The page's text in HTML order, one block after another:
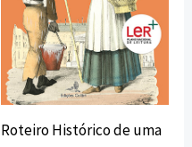
Roteiro Histórico de uma